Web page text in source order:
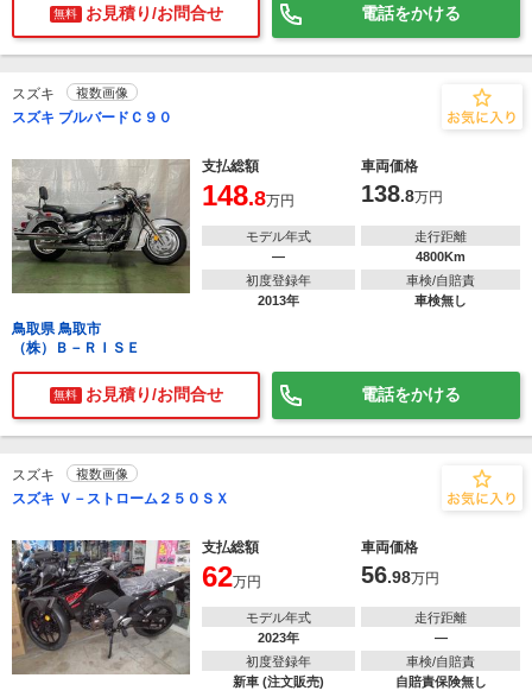
無料 お見積り/お問合せ 電話をかける
スズキ 複数画像
スズキ ブルバードＣ９０
支払総額 車両価格
148.8万円 138.8万円
モデル年式
―
走行距離
4800Km
初度登録年
2013年
車検/自賠責
車検無し
鳥取県 鳥取市
（株）Ｂ－ＲＩＳＥ
無料 お見積り/お問合せ 電話をかける
スズキ 複数画像
スズキ Ｖ－ストローム２５０ＳＸ
支払総額 車両価格
62万円 56.98万円
モデル年式
2023年
走行距離
―
初度登録年
新車 (注文販売)
車検/自賠責
自賠責保険無し